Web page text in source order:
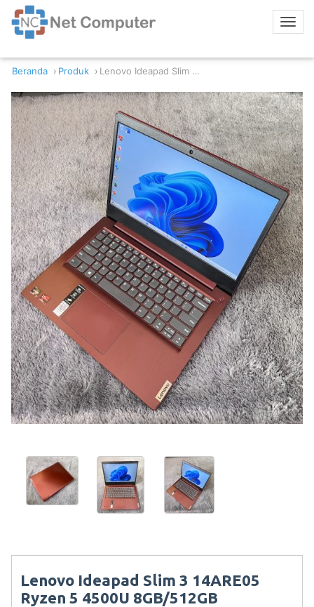
Beranda Produk Lenovo Ideapad Slim 3 14ARE05 Ryzen 5 4500U 8GB/512GB
Lenovo Ideapad Slim 3 14ARE05
Ryzen 5 4500U 8GB/512GB